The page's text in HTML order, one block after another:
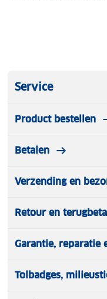
Service
Product bestellen
Betalen
Verzending en
Retour en
Garantie, reparatie
Tolbadges,